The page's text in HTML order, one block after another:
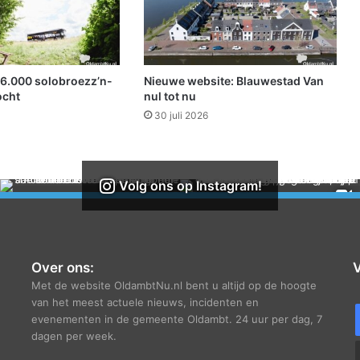
e
r
s
e
n
r
d
0
solobroezz’n-
Nieuwe website: Blauwestad Van
nul tot nu
30 juli 2026
Volg ons op Instagram!
Over ons:
Met de website OldambtNu.nl bent u altijd op de hoogte
van het meest actuele nieuws, incidenten en
evenementen in de gemeente Oldambt. 24 uur per dag, 7
dagen per week.